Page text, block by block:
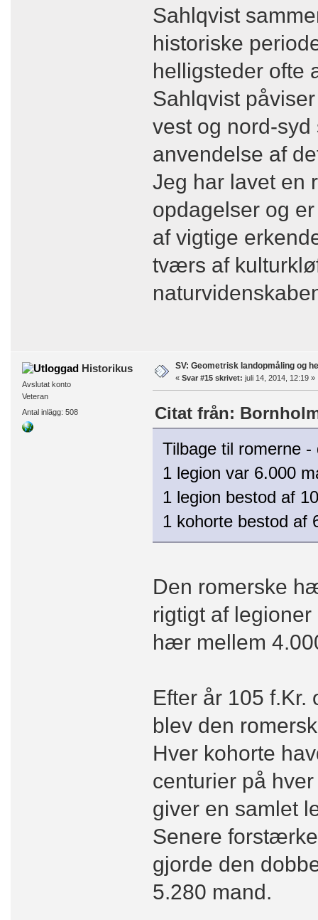
Sahlqvist
historiske
helligsteder ofte
Sahlqvist
vest og nord-
anvendelse af
Jeg har lavet en
opdagelser og
af vigtige
tværs af
Historikus
Avslutat konto
Veteran
Antal inlägg: 508
SV: Geometrisk landopmåling og
« Svar #15 skrivet: juli 14, 2014, 12:19 »
Citat från:
Tilbage til romerne
1 legion var 6.000
1 legion bestod af
1 kohorte bestod af
Den romerske
rigtigt af
hær mellem
Efter år 105 f.Kr.
blev den
Hver kohorte
centurier på
giver en samlet
Senere
gjorde den
5.280 mand.